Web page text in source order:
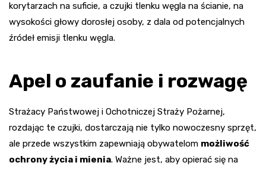
korytarzach na suficie, a czujki tlenku węgla na ścianie, na
wysokości głowy dorosłej osoby, z dala od potencjalnych
źródeł emisji tlenku węgla.
Apel o zaufanie i rozwagę
Strażacy Państwowej i Ochotniczej Straży Pożarnej,
rozdając te czujki, dostarczają nie tylko nowoczesny sprzęt,
ale przede wszystkim zapewniają obywatelom możliwość
ochrony życia i mienia. Ważne jest, aby opierać się na